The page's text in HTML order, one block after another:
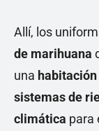
Allí, los
de marihuana
una
sistemas de
climática para